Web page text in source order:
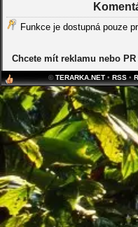
Funkce je dostupná pouze
Chcete mít reklamu nebo
©TERARKA.NET• RSS•